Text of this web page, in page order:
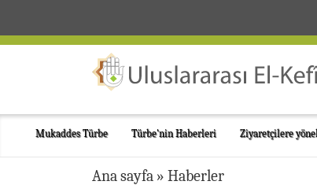
Mukaddes Türbe Türbe'nin Haberleri Ziyaretçilere
Ana sayfa » Haberler